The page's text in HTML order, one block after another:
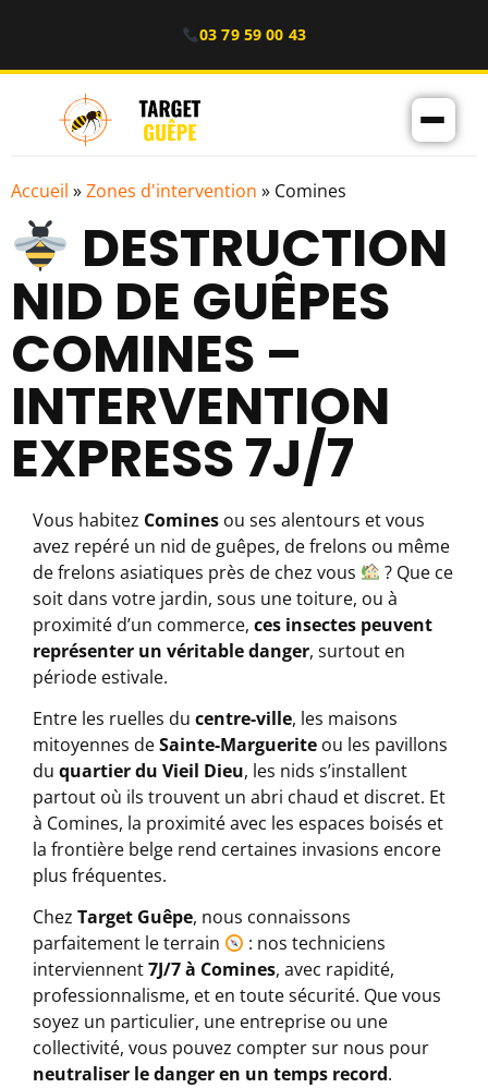
03 79 59 00 43
Accueil »Zones d'intervention » Comines
DESTRUCTION
NID DE GUÊPES
COMINES –
INTERVENTION
EXPRESS 7J/7
Vous habitez Comines ou ses alentours et vous
avez repéré un nid de guêpes, de frelons ou même
de frelons asiatiques près de chez vous
? Que ce
soit dans votre jardin, sous une toiture, ou à
proximité d’un commerce, ces insectes peuvent
représenter un véritable danger, surtout en
période estivale.
Entre les ruelles du centre-ville, les maisons
mitoyennes deSainte-Marguerite ou les pavillons
du quartier du Vieil Dieu, les nids s’installent
partout où ils trouvent un abri chaud et discret. Et
à Comines, la proximité avec les espaces boisés et
la frontière belge rend certaines invasions encore
plus fréquentes.
Chez Target Guêpe, nous connaissons
parfaitement le terrain
: nos techniciens
interviennent7J/7 à Comines, avec rapidité,
professionnalisme, et en toute sécurité. Que vous
soyez un particulier, une entreprise ou une
collectivité, vous pouvez compter sur nous pour
neutraliser le danger en un temps record.